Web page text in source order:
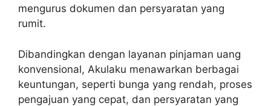
mengurus dokumen dan persyaratan yang
rumit.
Dibandingkan dengan layanan pinjaman uang
konvensional, Akulaku menawarkan berbagai
keuntungan, seperti bunga yang rendah, proses
pengajuan yang cepat, dan persyaratan yang